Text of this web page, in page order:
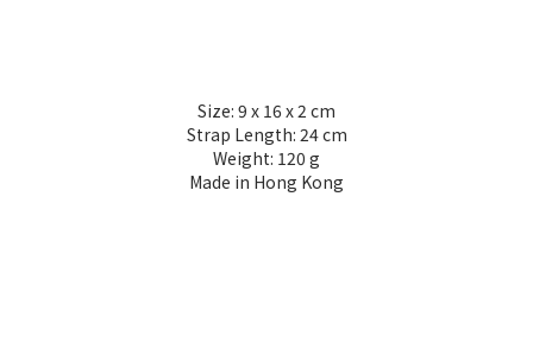
Size: 9 x 16 x 2 cm
Strap Length: 24 cm
Weight: 120 g
Made in Hong Kong